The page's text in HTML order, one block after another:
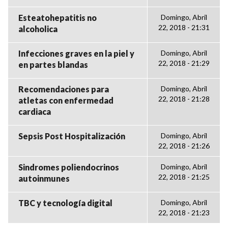
Esteatohepatitis no
alcoholica
Domingo, Abril
22, 2018 - 21:31
Infecciones graves en la piel y
en partes blandas
Domingo, Abril
22, 2018 - 21:29
Recomendaciones para
atletas con enfermedad
cardiaca
Domingo, Abril
22, 2018 - 21:28
Sepsis Post Hospitalización
Domingo, Abril
22, 2018 - 21:26
Sindromes poliendocrinos
autoinmunes
Domingo, Abril
22, 2018 - 21:25
TBC y tecnología digital
Domingo, Abril
22, 2018 - 21:23